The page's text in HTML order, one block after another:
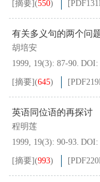
[摘要](550) [PDF
有关多义句的两个问
胡培安
1999, 19(3): 87-90. DOI:
[摘要](645) [PDF
英语同位语的再探讨
程明莲
1999, 19(3): 90-93. DOI:
[摘要](993) [PDF